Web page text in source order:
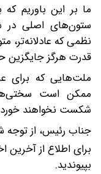
ما بر این باوریم
ستون‌های اصلی در
نظمی که عادلانه‌تر،
قدرت هرگز جایگزین
ملت‌هایی که برای
ممکن است
شکست نخواهند
جناب رئیس، از توجه
برای اطلاع از آخرین
بپیوندید.